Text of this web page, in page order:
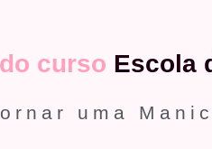
curso Escola
uma